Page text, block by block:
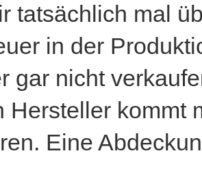
tatsächlich mal
in der
gar nicht
Hersteller kommt
Eine